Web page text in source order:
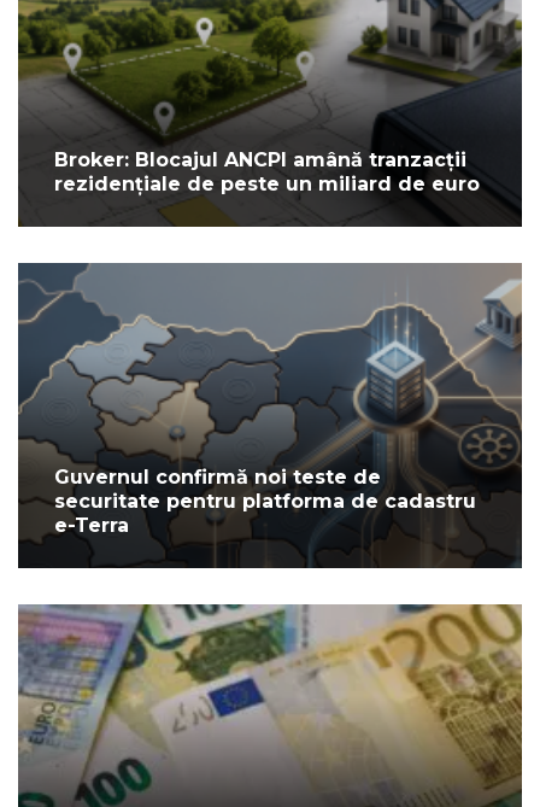
Broker: Blocajul ANCPI amână tranzacții
rezidențiale de peste un miliard de euro
Guvernul confirmă noi teste de
securitate pentru platforma de cadastru
e-Terra